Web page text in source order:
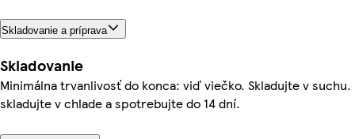
Skladovanie a príprava
Skladovanie
Minimálna trvanlivosť do konca: viď viečko. Skladujte v
skladujte v chlade a spotrebujte do 14 dní.